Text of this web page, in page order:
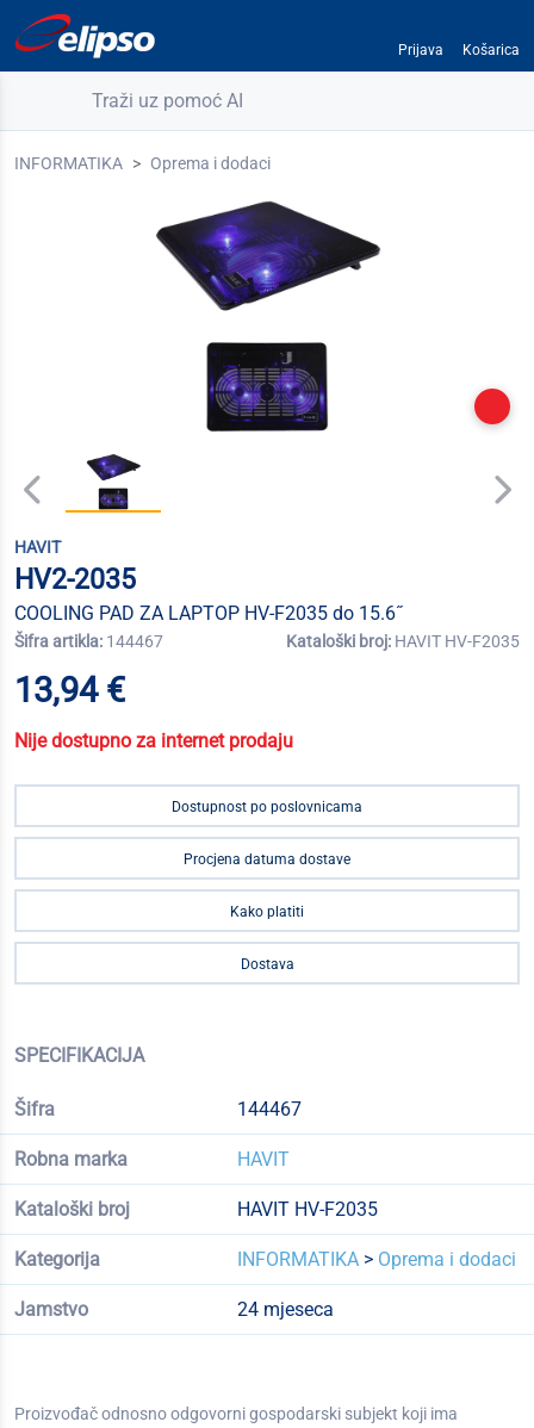
Prijava Košarica
Traži uz pomoć AI
INFORMATIKA Oprema i dodaci
HAVIT
HV2-2035
COOLING PAD ZA LAPTOP HV-F2035 do 15.6˝
Šifra artikla: 144467 Kataloški broj: HAVIT HV-F2035
13,94 €
Nije dostupno za internet prodaju
Dostupnost po poslovnicama
Procjena datuma dostave
Kako platiti
Dostava
SPECIFIKACIJA
Šifra 144467
Robna marka HAVIT
Kataloški broj HAVIT HV-F2035
Kategorija INFORMATIKA> Oprema i dodaci
Jamstvo 24 mjeseca
Proizvođač odnosno odgovorni gospodarski subjekt koji ima